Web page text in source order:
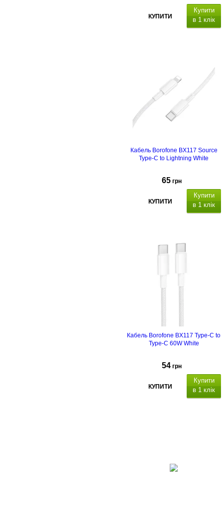
КУПИТИ
Купити
в 1 клік
Кабель Borofone BX117 Source
Type-C to Lightning White
65 грн
КУПИТИ
Купити
в 1 клік
Кабель Borofone BX117 Type-C to
Type-C 60W White
54 грн
КУПИТИ
Купити
в 1 клік